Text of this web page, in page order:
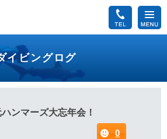
イビングログ
ンマーズ大忘年会！
0